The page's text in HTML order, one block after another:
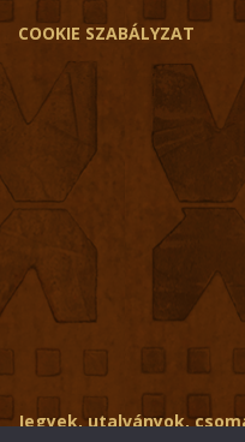
COOKIE SZABÁLYZAT
Jegyek, utalványok,